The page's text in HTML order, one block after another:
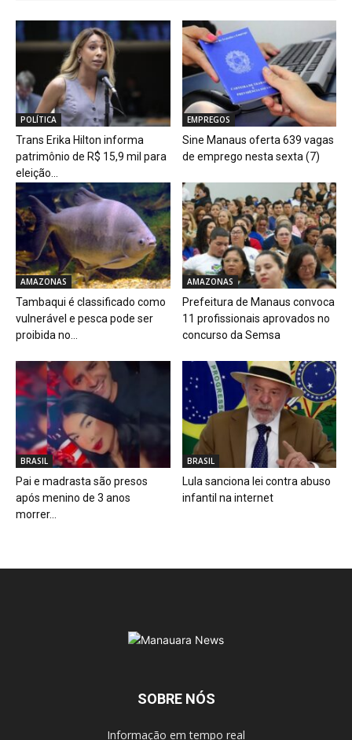
POLÍTICA
Trans Erika Hilton informa
patrimônio de R$ 15,9 mil para
eleição...
EMPREGOS
Sine Manaus oferta 639 vagas
de emprego nesta sexta (7)
AMAZONAS
Tambaqui é classificado como
vulnerável e pesca pode ser
proibida no...
AMAZONAS
Prefeitura de Manaus convoca
11 profissionais aprovados no
concurso da Semsa
BRASIL
Pai e madrasta são presos
após menino de 3 anos
morrer...
BRASIL
Lula sanciona lei contra abuso
infantil na internet
SOBRE NÓS
Informação em tempo real